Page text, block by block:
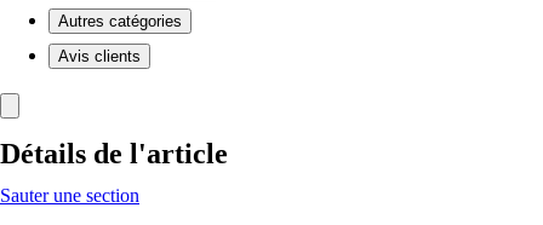
Autres catégories
Avis clients
Détails de l'article
Sauter une section